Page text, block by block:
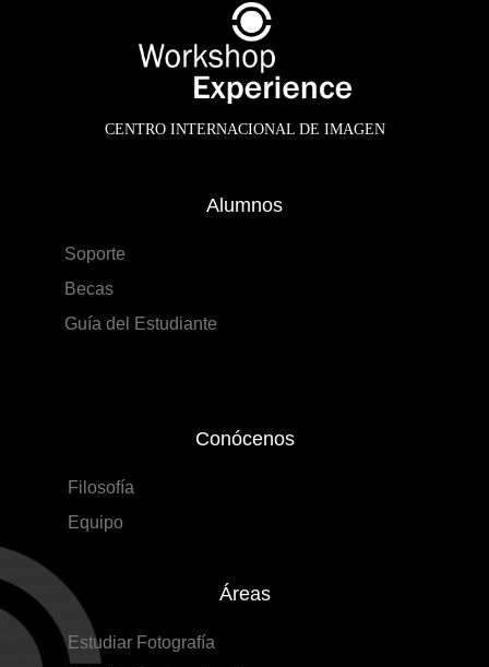
CENTRO INTERNACIONAL DE IMAGEN
Alumnos
Soporte
Becas
Guía del Estudiante
Conócenos
Filosofía
Equipo
Áreas
Estudiar Fotografía